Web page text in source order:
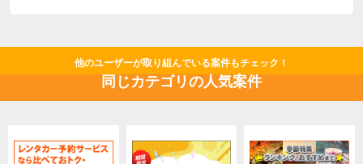
他のユーザーが取り組んでいる案件もチェック！
同じカテゴリの人気案件